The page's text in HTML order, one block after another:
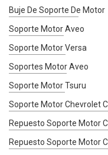
Buje De Soporte De Motor
Soporte Motor Aveo
Soporte Motor Versa
Soportes Motor Aveo
Soporte Motor Tsuru
Soporte Motor Chevrolet
Repuesto Soporte Motor
Repuesto Soporte Motor